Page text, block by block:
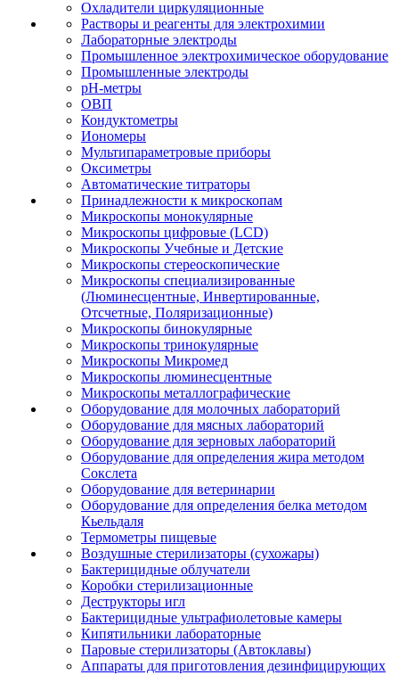
Охладители циркуляционные
Растворы и реагенты для электрохимии
Лабораторные электроды
Промышленное электрохимическое оборудование
Промышленные электроды
pH-метры
ОВП
Кондуктометры
Иономеры
Мультипараметровые приборы
Оксиметры
Автоматические титраторы
Принадлежности к микроскопам
Микроскопы монокулярные
Микроскопы цифровые (LCD)
Микроскопы Учебные и Детские
Микроскопы стереоскопические
Микроскопы специализированные
(Люминесцентные, Инвертированные,
Отсчетные, Поляризационные)
Микроскопы бинокулярные
Микроскопы тринокулярные
Микроскопы Микромед
Микроскопы люминесцентные
Микроскопы металлографические
Оборудование для молочных лабораторий
Оборудование для мясных лабораторий
Оборудование для зерновых лабораторий
Оборудование для определения жира методом
Сокслета
Оборудование для ветеринарии
Оборудование для определения белка методом
Кьельдаля
Термометры пищевые
Воздушные стерилизаторы (сухожары)
Бактерицидные облучатели
Коробки стерилизационные
Деструкторы игл
Бактерицидные ультрафиолетовые камеры
Кипятильники лабораторные
Паровые стерилизаторы (Автоклавы)
Аппараты для приготовления дезинфицирующих